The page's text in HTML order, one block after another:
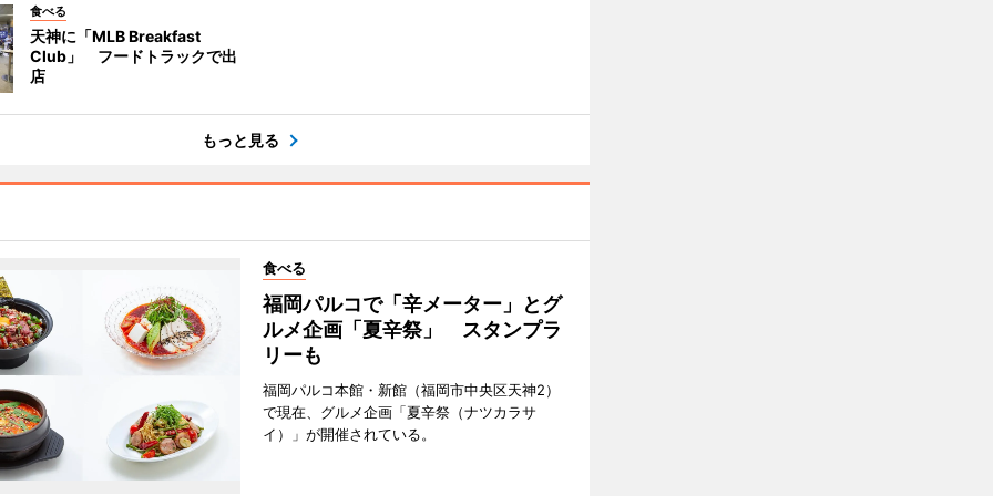
食べる
天神に「MLB Breakfast
Club」 フードトラックで出
店
もっと見る
食べる
福岡パルコで「辛メーター」とグ
ルメ企画「夏辛祭」 スタンプラ
リーも
福岡パルコ本館・新館（福岡市中央区天神2）
で現在、グルメ企画「夏辛祭（ナツカラサ
イ）」が開催されている。